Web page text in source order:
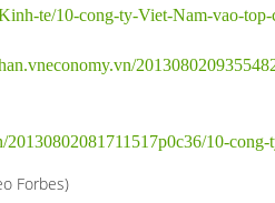
te/10-cong-ty-Viet-Nam-vao-
20130802081711517p0c36/10-
Forbes)